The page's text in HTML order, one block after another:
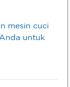
mesin cuci
untuk